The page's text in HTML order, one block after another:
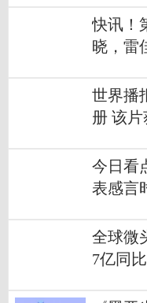
快讯！
晓，雷
世界播
册 该
今日看
表感言
全球微
7亿同